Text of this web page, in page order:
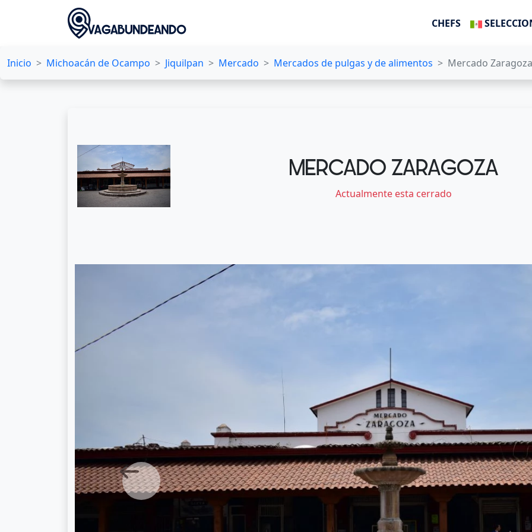
CHEFS
Inicio Michoacán de Ocampo Jiquilpan Mercado Mercados de pulgas y de alimentos Mercado Zaragoza
MERCADO ZARAGOZA
Actualmente esta cerrado
Previous